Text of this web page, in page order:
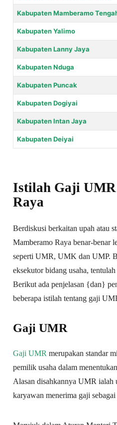
Kabupaten Mamberamo
Kabupaten Yalimo
Kabupaten Lanny Jaya
Kabupaten Nduga
Kabupaten Puncak
Kabupaten Dogiyai
Kabupaten Intan Jaya
Kabupaten Deiyai
Istilah Gaji
Raya
Berdiskusi berkaitan upah atau
Mamberamo Raya benar-benar
seperti UMR, UMK dan UMP.
eksekutor bidang usaha,
Berikut ada penjelasan {dan}
beberapa istilah tentang gaji
Gaji UMR
Gaji UMR merupakan standar
pemilik usaha dalam
Alasan disahkannya UMR ialah
karyawan menerima gaji